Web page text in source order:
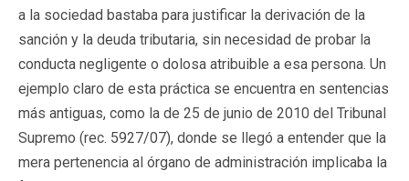
a la sociedad bastaba para justificar la derivación de la
sanción y la deuda tributaria, sin necesidad de probar la
conducta negligente o dolosa atribuible a esa persona. Un
ejemplo claro de esta práctica se encuentra en sentencias
más antiguas, como la de 25 de junio de 2010 del Tribunal
Supremo (rec. 5927/07), donde se llegó a entender que la
mera pertenencia al órgano de administración implicaba la